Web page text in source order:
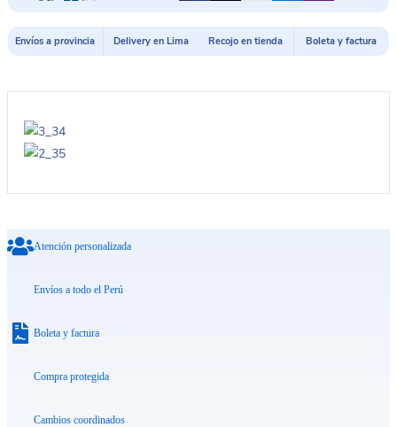
Envíos a provincia Delivery en Lima Recojo en tienda Boleta y factura
Atención personalizada
Envíos a todo el Perú
Boleta y factura
Compra protegida
Cambios coordinados